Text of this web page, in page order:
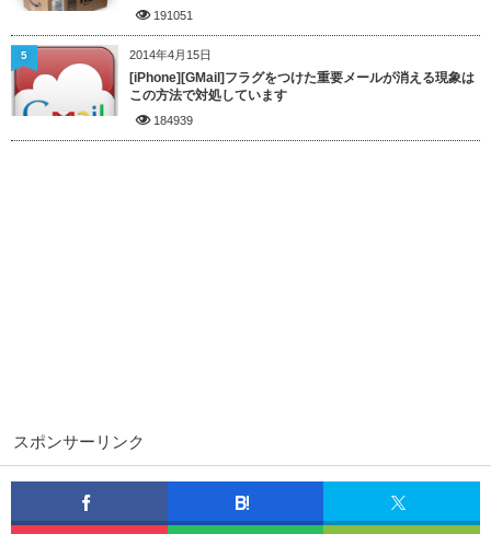
191051
2014年4月15日
[iPhone][GMail]フラグをつけた重要メールが消える現象は
この方法で対処しています
184939
5
スポンサーリンク